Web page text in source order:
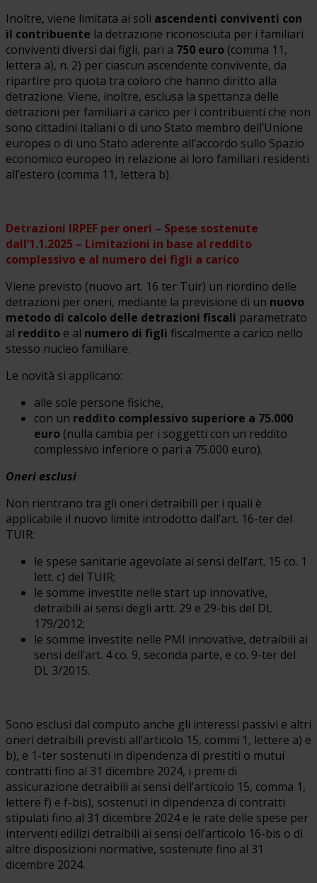
Inoltre, viene limitata ai soli ascendenti conviventi con
il contribuente la detrazione riconosciuta per i familiari
conviventi diversi dai figli, pari a 750 euro (comma 11,
lettera a), n. 2) per ciascun ascendente convivente, da
ripartire pro quota tra coloro che hanno diritto alla
detrazione. Viene, inoltre, esclusa la spettanza delle
detrazioni per familiari a carico per i contribuenti che non
sono cittadini italiani o di uno Stato membro dell’Unione
europea o di uno Stato aderente all’accordo sullo Spazio
economico europeo in relazione ai loro familiari residenti
all’estero (comma 11, lettera b).
Detrazioni IRPEF per oneri – Spese sostenute
dall’1.1.2025 – Limitazioni in base al reddito
complessivo e al numero dei figli a carico
Viene previsto (nuovo art. 16 ter Tuir) un riordino delle
detrazioni per oneri, mediante la previsione di un nuovo
metodo di calcolo delle detrazioni fiscali parametrato
al reddito e al numero di figli fiscalmente a carico nello
stesso nucleo familiare.
Le novità si applicano:
alle sole persone fisiche,
con un reddito complessivo superiore a 75.000
euro (nulla cambia per i soggetti con un reddito
complessivo inferiore o pari a 75.000 euro).
Oneri esclusi
Non rientrano tra gli oneri detraibili per i quali è
applicabile il nuovo limite introdotto dall’art. 16-ter del
TUIR:
le spese sanitarie agevolate ai sensi dell’art. 15 co. 1
lett. c) del TUIR;
le somme investite nelle start up innovative,
detraibili ai sensi degli artt. 29 e 29-bis del DL
179/2012;
le somme investite nelle PMI innovative, detraibili ai
sensi dell’art. 4 co. 9, seconda parte, e co. 9-ter del
DL 3/2015.
Sono esclusi dal computo anche gli interessi passivi e altri
oneri detraibili previsti all’articolo 15, commi 1, lettere a) e
b), e 1-ter sostenuti in dipendenza di prestiti o mutui
contratti fino al 31 dicembre 2024, i premi di
assicurazione detraibili ai sensi dell’articolo 15, comma 1,
lettere f) e f-bis), sostenuti in dipendenza di contratti
stipulati fino al 31 dicembre 2024 e le rate delle spese per
interventi edilizi detraibili ai sensi dell’articolo 16-bis o di
altre disposizioni normative, sostenute fino al 31
dicembre 2024.